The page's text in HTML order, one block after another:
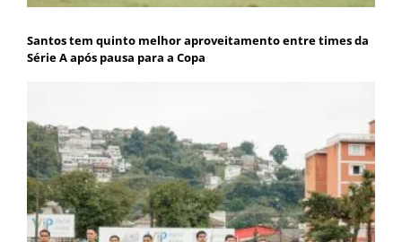
Santos tem quinto melhor aproveitamento entre times da
Série A após pausa para a Copa